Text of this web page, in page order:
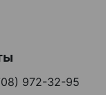
972-32-95